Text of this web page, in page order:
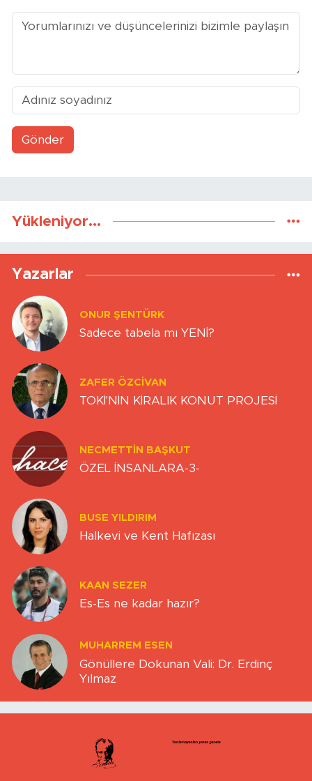
Gönder
Yükleniyor...
Yazarlar
ONUR ŞENTÜRK
Sadece tabela mı YENİ?
ZAFER ÖZCIVAN
TOKİ'NİN KİRALIK KONUT PROJESİ
NECMETTIN BAŞKUT
ÖZEL İNSANLARA-3-
BUSE YILDIRIM
Halkevi ve Kent Hafızası
KAAN SEZER
Es-Es ne kadar hazır?
MUHARREM ESEN
Gönüllere Dokunan Vali: Dr. Erdinç
Yılmaz